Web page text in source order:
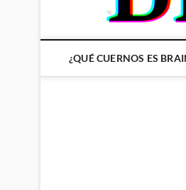
¿QUÉ CUERNOS ES